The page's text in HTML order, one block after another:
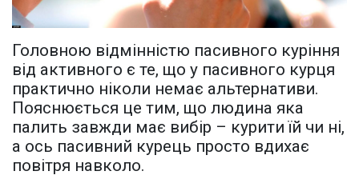
Головною відмінністю пасивного куріння
від активного є те, що у пасивного курця
практично ніколи немає альтернативи.
Пояснюється це тим, що людина яка
палить завжди має вибір – курити їй чи ні,
а ось пасивний курець просто вдихає
повітря навколо.